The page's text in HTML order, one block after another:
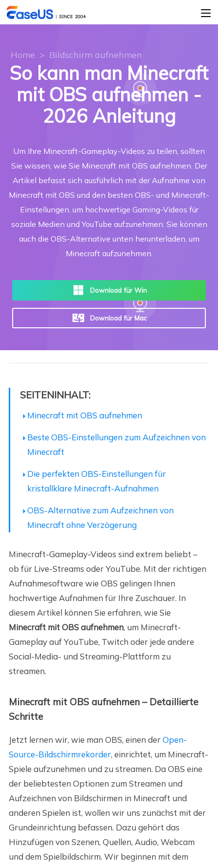
Home > Bildschirm aufnehmen
So kann man Minecraft
mit OBS aufnehmen -
2026 Anleitung
Um Ihre Minecraft-Gameplay-Videos zu teilen, sollten
Sie wissen, wie Sie Minecraft mit OBS aufnehmen. Der
Artikel befasst sich ausführlich mit der Aufnahme von
Minecraft mit OBS und den besten OBS- und Minecraft-
Einstellungen, um hochwertige Gaming-Videos für
soziale Medien und YouTube aufzunehmen. Sie können
auch die OBS-Alternative unten herunterladen, um
Minecraft aufzunehmen.
Download für Win
Download für Mac
SEITENINHALT:
Minecraft mit OBS aufnehmen
Beste OBS-Einstellungen zum Aufzeichnen von
Minecraft
Die perfekten OBS-Einstellungen für
kristallklare Minecraft-Aufnahmen
OBS-Alternative zum Aufzeichnen von
Minecraft ohne Verzögerung
Minecraft-Gameplay-Videos sind extrem beliebt –
ob für Live-Streams oder YouTube. Mit der richtigen
Aufnahmesoftware wie OBS gelingen Ihnen
hochwertige Aufnahmen für Ihre Zuschauer. In
diesem Artikel können Sie erfahren, wie Sie
Minecraft mit OBS aufnehmen, um Minecraft-
Gameplay auf YouTube, Twitch oder jede andere
Social-Media- und Streaming-Plattform zu
streamen.
Minecraft mit OBS aufnehmen – Detaillierte
Schritte
Jetzt lernen wir, wie man OBS, einen derOpen-
Source-Bildschirmrekorder, einrichtet, um Minecraft-
Spiele aufzunehmen und zu streamen. Da OBS eine
der beliebtesten Optionen zum Streamen und
Aufzeichnen von Bildschirmen in Minecraft und
anderen Spielen ist, wollen wir uns zunächst mit der
Grundeinrichtung befassen. Dazu gehört das
Hinzufügen von Szenen, Quellen, Audio, Webcam
und dem Spielbildschirm. Wir beginnen mit dem